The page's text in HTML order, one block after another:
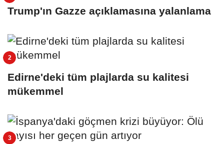
Trump'ın Gazze açıklamasına yalanlama
Edirne'deki tüm plajlarda su kalitesi
mükemmel